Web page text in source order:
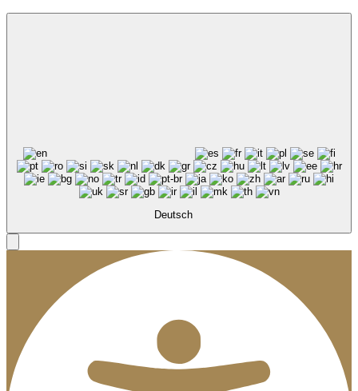
Deutsch